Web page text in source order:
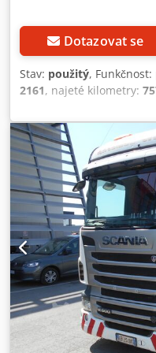
Dotazovat se
Stav: použitý, Funkčnost:
2161, najeté kilometry:
pohotovostní hmotnost:
32 000 kg, rozměr
pneumatik:
70 procent,
nafta, kapacita palivové
řidiče:denní kabina ,
třída:Euro 3, zavěšení:
mm, Rok výroby:2007,
elektricky ovládané
elektronický stabilizační
klimatizace, nezávislé
počítač, posilovač řízení,
nákladního vozidla,
uzávěrka diferenciálu,
500 V 8 motor, Opti